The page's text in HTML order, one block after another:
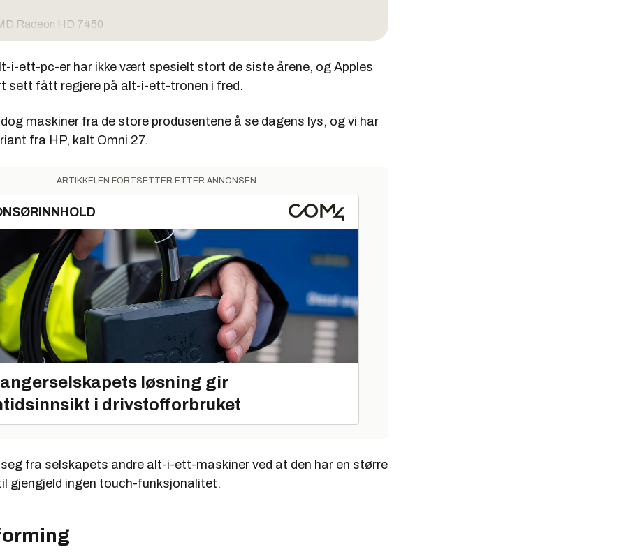
Radeon HD 7450
7 Home Premium
grafikkløsning til å by på noen som helst ordentlig spillytelse
for den store skjermen
Suite:8930
5020
5621
7173
i-ett-pc-er har ikke vært spesielt stort de siste årene, og Apples
sett fått regjere på alt-i-ett-tronen i fred.
maskiner fra de store produsentene å se dagens lys, og vi har
fra HP, kalt Omni 27.
ARTIKKELEN FORTSETTER ETTER ANNONSEN
løsning gir
i drivstofforbruket
seg fra selskapets andre alt-i-ett-maskiner ved at den har en større
gjengjeld ingen touch-funksjonalitet.